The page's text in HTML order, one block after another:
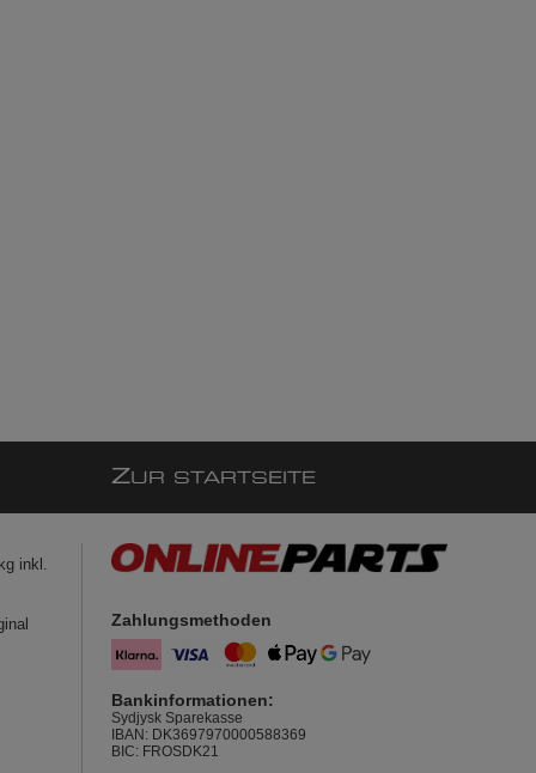
inkl.
ZUR STARTSEITE
Zahlungsmethoden
Bankinformationen:
Sydjysk Sparekasse
IBAN: DK3697970000588369
BIC: FROSDK21